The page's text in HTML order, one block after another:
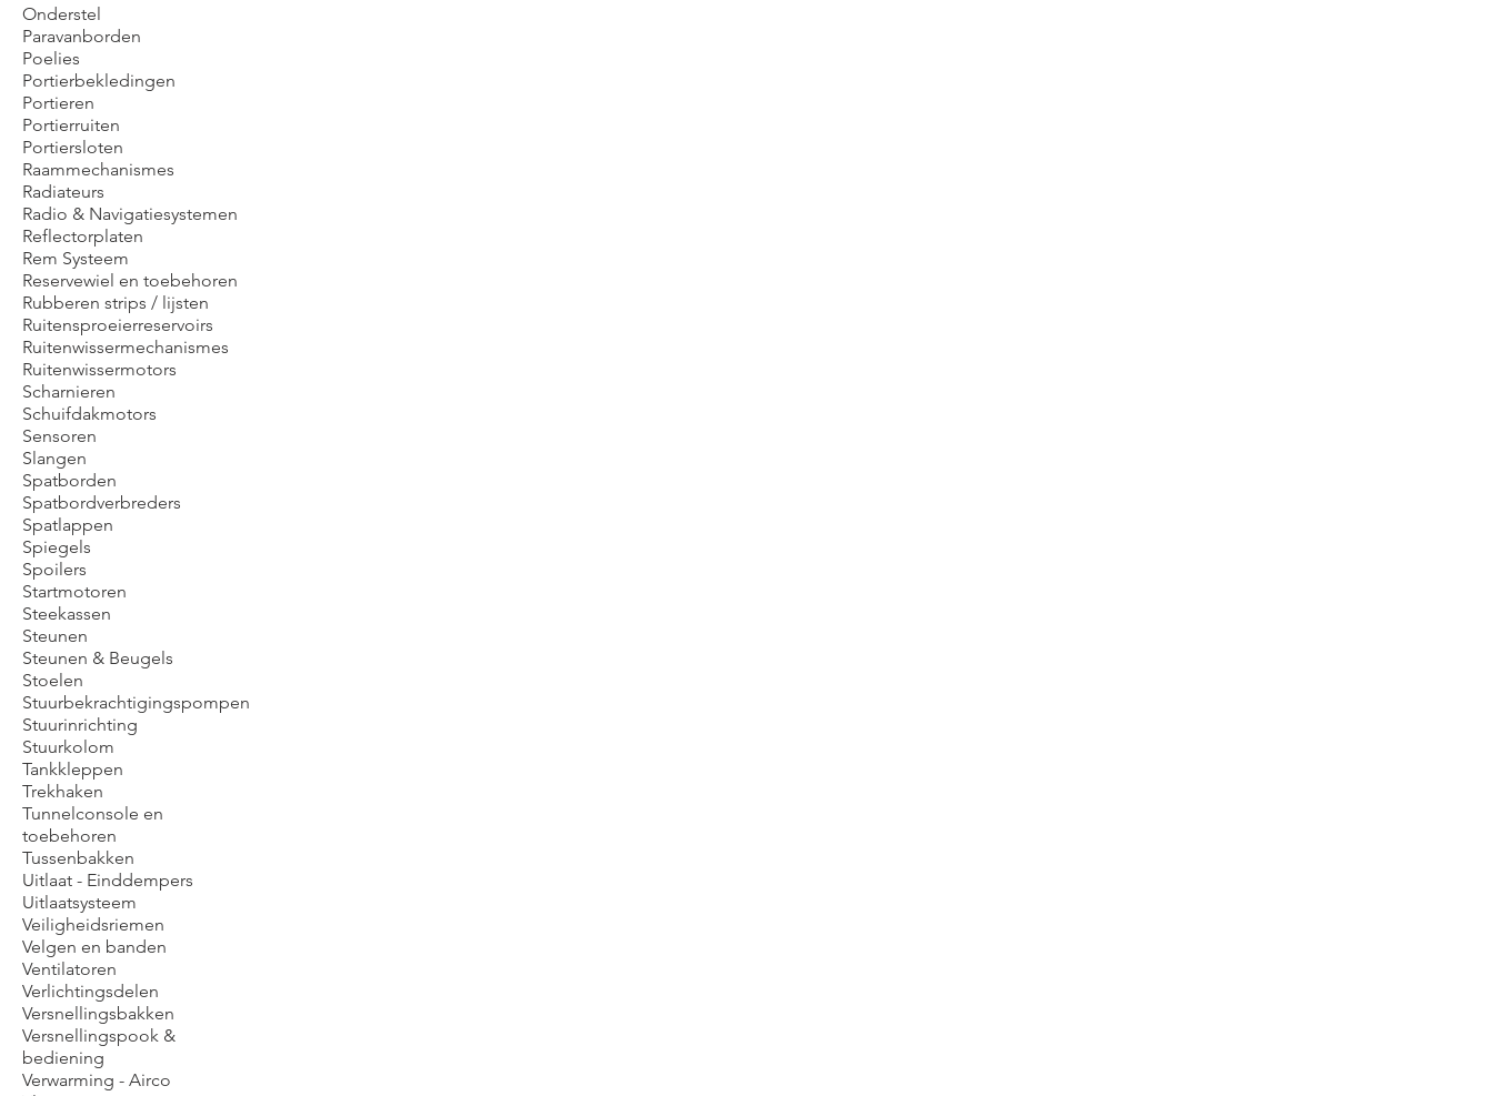
Onderstel
Paravanborden
Poelies
Portierbekledingen
Portieren
Portierruiten
Portiersloten
Raammechanismes
Radiateurs
Radio & Navigatiesystemen
Reflectorplaten
Rem Systeem
Reservewiel en toebehoren
Rubberen strips / lijsten
Ruitensproeierreservoirs
Ruitenwissermechanismes
Ruitenwissermotors
Scharnieren
Schuifdakmotors
Sensoren
Slangen
Spatborden
Spatbordverbreders
Spatlappen
Spiegels
Spoilers
Startmotoren
Steekassen
Steunen
Steunen & Beugels
Stoelen
Stuurbekrachtigingspompen
Stuurinrichting
Stuurkolom
Tankkleppen
Trekhaken
Tunnelconsole en
toebehoren
Tussenbakken
Uitlaat - Einddempers
Uitlaatsysteem
Veiligheidsriemen
Velgen en banden
Ventilatoren
Verlichtingsdelen
Versnellingsbakken
Versnellingspook &
bediening
Verwarming - Airco